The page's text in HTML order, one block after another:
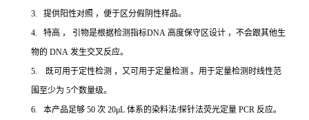
3. 提供阳性对照 ，便于区分假阴性样品。
4. 特高 ， 引物是根据检测指标DNA 高度保守区设计 ，不会跟其他生
物的 DNA 发生交叉反应。
5. 既可用于定性检测 ，又可用于定量检测 。用于定量检测时线性范
围至少为 5个数量级。
6. 本产品足够 50 次 20μL 体系的染料法/探针法荧光定量 PCR 反应。